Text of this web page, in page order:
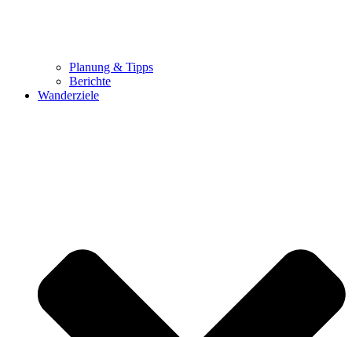
Planung & Tipps
Berichte
Wanderziele